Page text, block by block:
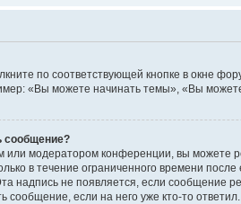
по соответствующей кнопке в окне
«Вы можете начинать темы», «Вы можете
сообщение?
или модератором конференции, вы можете
в течение ограниченного времени
надпись не появляется, если сообщение
сообщение, если на него уже кто-то ответил.